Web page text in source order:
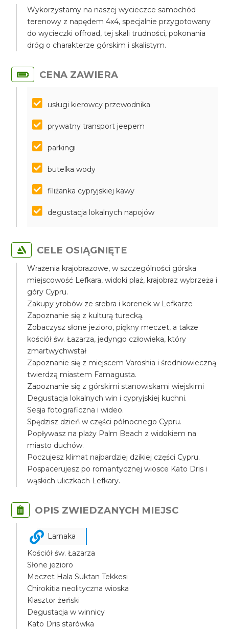
Wykorzystamy na naszej wycieczce samochód
terenowy z napędem 4x4, specjalnie przygotowany
do wycieczki offroad, tej skali trudności, pokonania
dróg o charakterze górskim i skalistym.
CENA ZAWIERA
usługi kierowcy przewodnika
prywatny transport jeepem
parkingi
butelka wody
filiżanka cypryjskiej kawy
degustacja lokalnych napojów
CELE OSIĄGNIĘTE
Wrażenia krajobrazowe, w szczególności górska
miejscowość Lefkara, widoki plaż, krajobraz wybrzeża i
góry Cypru.
Zakupy yrobów ze srebra i korenek w Lefkarze
Zapoznanie się z kulturą turecką.
Zobaczysz słone jezioro, piękny meczet, a także
kościół św. Łazarza, jedyngo człowieka, który
zmartwychwstał
Zapoznanie się z miejscem Varoshia i średniowieczną
twierdzą miastem Famagusta.
Zapoznanie się z górskimi stanowiskami wiejskimi
Degustacja lokalnych win i cypryjskiej kuchni.
Sesja fotograficzna i wideo.
Spędzisz dzień w części północnego Cypru.
Popływasz na plaży Palm Beach z widokiem na
miasto duchów.
Poczujesz klimat najbardziej dzikiej części Cypru.
Pospacerujesz po romantycznej wiosce Kato Dris i
wąskich uliczkach Lefkary.
OPIS ZWIEDZANYCH MIEJSC
Larnaka
Kościół św. Łazarza
Słone jezioro
Meczet Hala Suktan Tekkesi
Chirokitia neolityczna wioska
Klasztor żeński
Degustacja w winnicy
Kato Dris starówka